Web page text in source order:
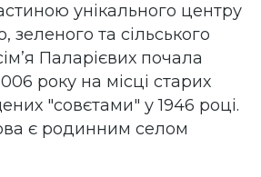
унікального центру
зеленого та сільського
Паларієвих почала
року на місці старих
"совєтами" у 1946 році.
є родинним селом